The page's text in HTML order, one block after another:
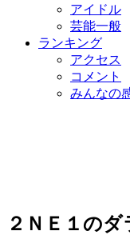
アイドル
芸能一般
ランキング
アクセス
コメント
みんなの
２ＮＥ１の